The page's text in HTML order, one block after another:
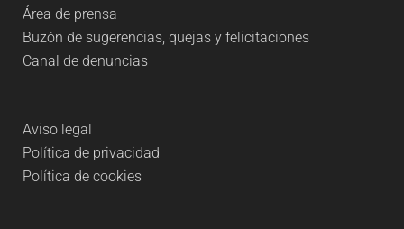
Área de prensa
Buzón de sugerencias, quejas y felicitaciones
Canal de denuncias
Aviso legal
Política de privacidad
Política de cookies